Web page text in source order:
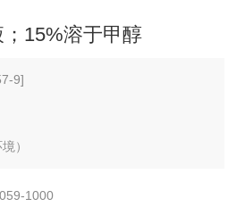
15%溶于甲醇
9]
）
1000